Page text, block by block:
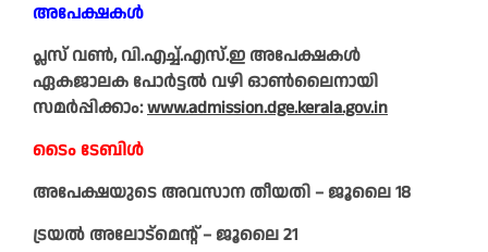
അപേക്ഷകൾ
പ്ലസ് വൺ, വി.എച്ച്.എസ്.ഇ അപേക്ഷകൾ
ഏകജാലക പോർട്ടൽ വഴി ഓൺലൈനായി
സമർപ്പിക്കാം:www.admission.dge.kerala.gov.in
ടൈം ടേബിൾ
അപേക്ഷയുടെ അവസാന തീയതി – ജൂലൈ 18
ട്രയൽ അലോട്മെന്റ് – ജൂലൈ 21